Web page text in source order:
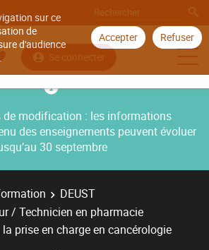
sur ce
de
d'audience
Accepter Refuser
Se connecter
de modification : les informations
des enseignements peuvent évoluer
30 septembre
DEUST
/ Technicien en pharmacie
prise en charge en cancérologie